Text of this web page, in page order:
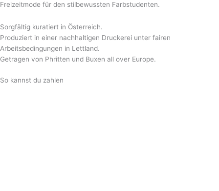
Freizeitmode für den stilbewussten Farbstudenten.
Sorgfältig kuratiert in Österreich.
Produziert in einer nachhaltigen Druckerei unter fairen
Arbeitsbedingungen in Lettland.
Getragen von Phritten und Buxen all over Europe.
So kannst du zahlen